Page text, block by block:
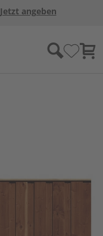
Jetzt angeben